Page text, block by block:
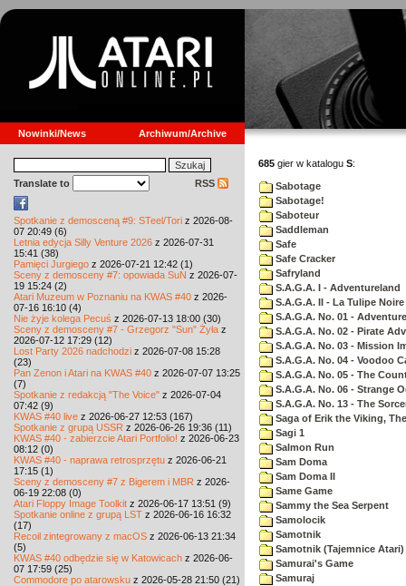
Nowinki/News Archiwum/Archive
Translate to RSS
Spotkanie z demosceną #9: STeel/Tori z 2026-08-
07 20:49 (6)
Letnia edycja Silly Venture 2026 z 2026-07-31
15:41 (38)
Pamięci Jurgiego z 2026-07-21 12:42 (1)
Sceny z demosceny #7: opowiada SuN z 2026-07-
19 15:24 (2)
Atari Muzeum w Poznaniu na KWAS #40 z 2026-
07-16 16:10 (4)
Nie żyje kolega Pecuś z 2026-07-13 18:00 (30)
Sceny z demosceny #7 - Grzegorz "Sun" Żyła z
2026-07-12 17:29 (12)
Lost Party 2026 nadchodzi z 2026-07-08 15:28
(23)
Pan Zenon i Atari na KWAS #40 z 2026-07-07 13:25
(7)
Spotkanie z redakcją "The Voice" z 2026-07-04
07:42 (9)
KWAS #40 live z 2026-06-27 12:53 (167)
Spotkanie z grupą USSR z 2026-06-26 19:36 (11)
KWAS #40 - zabierzcie Atari Portfolio! z 2026-06-23
08:12 (0)
KWAS #40 - naprawa retrosprzętu z 2026-06-21
17:15 (1)
Sceny z demosceny #7 z Bigerem i MBR z 2026-
06-19 22:08 (0)
Atari Floppy Image Toolkit z 2026-06-17 13:51 (9)
Spotkanie online z grupą LST z 2026-06-16 16:32
(17)
Recoil zintegrowany z macOS z 2026-06-13 21:34
(5)
KWAS #40 odbędzie się w Katowicach z 2026-06-
07 17:59 (25)
Commodore po atarowsku z 2026-05-28 21:50 (21)
685 gier w katalogu S:
Sabotage
Sabotage!
Saboteur
Saddleman
Safe
Safe Cracker
Safryland
S.A.G.A. I - Adventureland
S.A.G.A. II - La Tulipe Noire
S.A.G.A. No. 01 -
S.A.G.A. No. 02 - Pirate
S.A.G.A. No. 03 - Mission
S.A.G.A. No. 04 - Voodoo
S.A.G.A. No. 05 - The
S.A.G.A. No. 06 - Strange
S.A.G.A. No. 13 - The
Saga of Erik the Viking, The
Sagi 1
Salmon Run
Sam Doma
Sam Doma II
Same Game
Sammy the Sea Serpent
Samolocik
Samotnik
Samotnik (Tajemnice Atari)
Samurai's Game
Samuraj